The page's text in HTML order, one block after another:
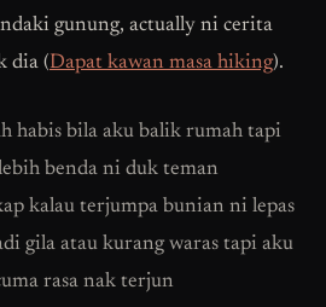
gunung, actually ni cerita
dia (Dapat kawan masa hiking).
habis bila aku balik rumah tapi
benda ni duk teman
kalau terjumpa bunian ni lepas
gila atau kurang waras tapi aku
rasa nak terjun